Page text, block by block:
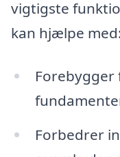
vigtigste
kan hjælpe med:
Forbedrer